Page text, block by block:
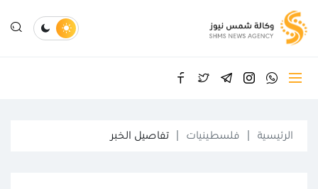
الرئيسية فلسطينيات تفاصيل الخبر